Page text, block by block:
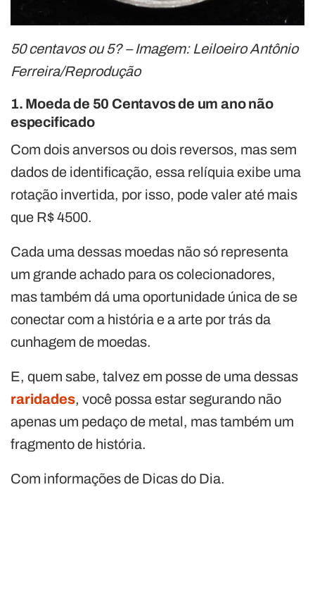
50 centavos ou 5? – Imagem: Leiloeiro Antônio
Ferreira/Reprodução
1. Moeda de 50 Centavos de um ano não
especificado
Com dois anversos ou dois reversos, mas sem
dados de identificação, essa relíquia exibe uma
rotação invertida, por isso, pode valer até mais
que R$ 4500.
Cada uma dessas moedas não só representa
um grande achado para os colecionadores,
mas também dá uma oportunidade única de se
conectar com a história e a arte por trás da
cunhagem de moedas.
E, quem sabe, talvez em posse de uma dessas
raridades, você possa estar segurando não
apenas um pedaço de metal, mas também um
fragmento de história.
Com informações de Dicas do Dia.